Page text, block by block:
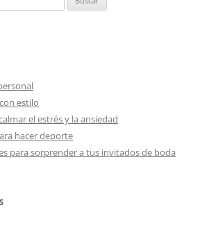
estilo
el estrés y la ansiedad
hacer deporte
para sorprender a tus invitados de boda